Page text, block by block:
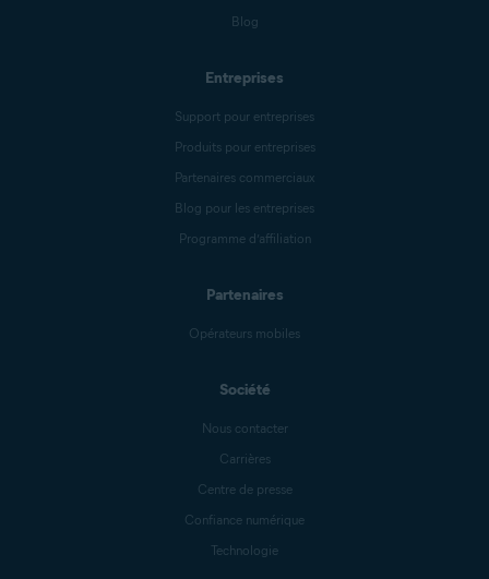
Blog
Entreprises
Support pour entreprises
Produits pour entreprises
Partenaires commerciaux
Blog pour les entreprises
Programme d’affiliation
Partenaires
Opérateurs mobiles
Société
Nous contacter
Carrières
Centre de presse
Confiance numérique
Technologie